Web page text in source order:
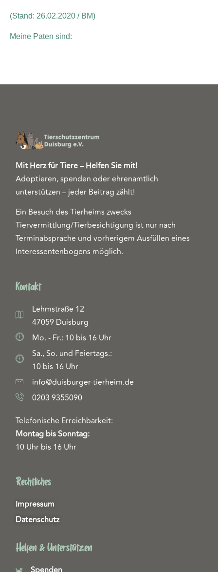
(Stand: 26.02.2020 / BM)
Meine Paten sind:
Mit Herz für Tiere – Helfen Sie mit!
Adoptieren, spenden oder ehrenamtlich
unterstützen – jeder Beitrag zählt!
Ein Besuch des Tierheims zwecks
Tiervermittlung/Tierbesichtigung ist nur nach
Terminabsprache und vorherigem Ausfüllen eines
Interessentenbogens möglich.
Kontakt
Lehmstraße 12
47059 Duisburg
Mo. - Fr.: 10 bis 16 Uhr
Sa., So. und Feiertags.:
10 bis 16 Uhr
info@duisburger-tierheim.de
0203 9355090
Telefonische Erreichbarkeit:
Montag bis Sonntag:
10 Uhr bis 16 Uhr
Rechtliches
Impressum
Datenschutz
Helfen & Unterstützen